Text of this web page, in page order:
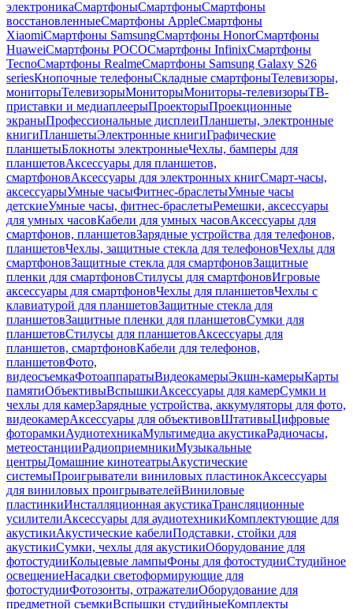
электроникаСмартфоныСмартфоныСмартфоны
восстановленныеСмартфоны AppleСмартфоны
XiaomiСмартфоны SamsungСмартфоны HonorСмартфоны
HuaweiСмартфоны POCOСмартфоны InfinixСмартфоны
TecnoСмартфоны RealmeСмартфоны Samsung Galaxy S26
seriesКнопочные телефоныСкладные смартфоныТелевизоры,
мониторыТелевизорыМониторыМониторы-телевизорыТВ-
приставки и медиаплеерыПроекторыПроекционные
экраныПрофессиональные дисплеиПланшеты, электронные
книгиПланшетыЭлектронные книгиГрафические
планшетыБлокноты электронныеЧехлы, бамперы для
планшетовАксессуары для планшетов,
смартфоновАксессуары для электронных книгСмарт-часы,
аксессуарыУмные часыФитнес-браслетыУмные часы
детскиеУмные часы, фитнес-браслетыРемешки, аксессуары
для умных часовКабели для умных часовАксессуары для
смартфонов, планшетовЗарядные устройства для телефонов,
планшетовЧехлы, защитные стекла для телефоновЧехлы для
смартфоновЗащитные стекла для смартфоновЗащитные
пленки для смартфоновСтилусы для смартфоновИгровые
аксессуары для смартфоновЧехлы для планшетовЧехлы с
клавиатурой для планшетовЗащитные стекла для
планшетовЗащитные пленки для планшетовСумки для
планшетовСтилусы для планшетовАксессуары для
планшетов, смартфоновКабели для телефонов,
планшетовФото,
видеосъемкаФотоаппаратыВидеокамерыЭкшн-камерыКарты
памятиОбъективыВспышкиАксессуары для камерСумки и
чехлы для камерЗарядные устройства, аккумуляторы для фото,
видеокамерАксессуары для объективовШтативыЦифровые
фоторамкиАудиотехникаМультимедиа акустикаРадиочасы,
метеостанцииРадиоприемникиМузыкальные
центрыДомашние кинотеатрыАкустические
системыПроигрыватели виниловых пластинокАксессуары
для виниловых проигрывателейВиниловые
пластинкиИнсталляционная акустикаТрансляционные
усилителиАксессуары для аудиотехникиКомплектующие для
акустикиАкустические кабелиПодставки, стойки для
акустикиСумки, чехлы для акустикиОборудование для
фотостудииКольцевые лампыФоны для фотостудииСтудийное
освещениеНасадки светоформирующие для
фотостудииФотозонты, отражателиОборудование для
предметной съемкиВспышки студийныеКомплекты